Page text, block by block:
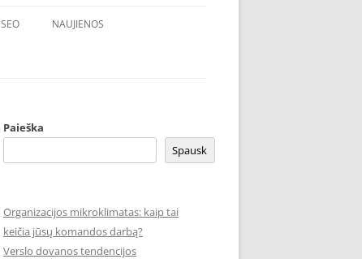
SEO NAUJIENOS
Paieška
Spausk
Organizacijos mikroklimatas: kaip tai
keičia jūsų komandos darbą?
Verslo dovanos tendencijos